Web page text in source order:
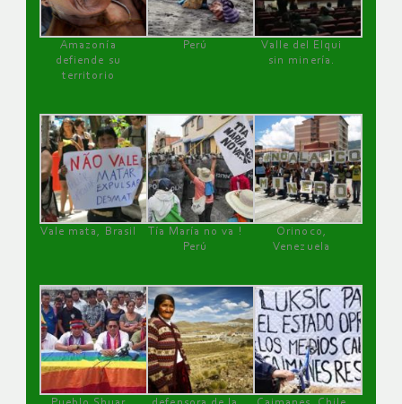
Amazonía
defiende su
territorio
Perú
Valle del Elqui
sin minería.
Vale mata, Brasil
Tía María no va !
Perú
Orinoco,
Venezuela